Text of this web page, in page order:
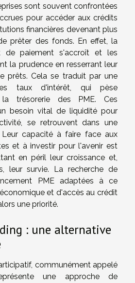
sont souvent confrontées
pour accéder aux crédits
financières devenant plus
prêter des fonds. En effet, la
de paiement s'accroît et les
la prudence en resserrant leur
prêts. Cela se traduit par une
taux d'intérêt, qui pèse
trésorerie des PME. Ces
besoin vital de liquidité pour
se retrouvent dans une
capacité à faire face aux
et à investir pour l'avenir est
en péril leur croissance et,
leur survie. La recherche de
PME adaptées à ce
et d'accès au crédit
une priorité.
: une alternative
communément appelé
une approche de